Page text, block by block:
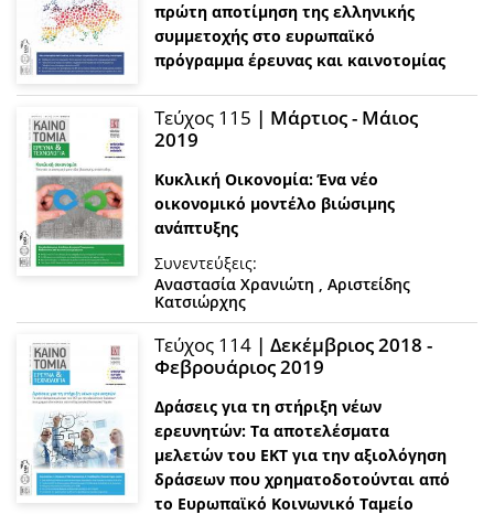
πρώτη αποτίμηση της ελληνικής
συμμετοχής στο ευρωπαϊκό
πρόγραμμα έρευνας και καινοτομίας
Τεύχος 115 | Μάρτιος - Μάιος
2019
Κυκλική Οικονομία: Ένα νέο
οικονομικό μοντέλο βιώσιμης
ανάπτυξης
Συνεντεύξεις:
Αναστασία Χρανιώτη , Aριστείδης
Κατσιώρχης
Τεύχος 114 | Δεκέμβριος 2018 -
Φεβρουάριος 2019
Δράσεις για τη στήριξη νέων
ερευνητών: Τα αποτελέσματα
μελετών του ΕΚΤ για την αξιολόγηση
δράσεων που χρηματοδοτούνται από
το Ευρωπαϊκό Κοινωνικό Ταμείο